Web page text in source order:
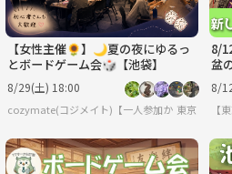
【女性主催🌻】🌙夏の夜にゆるっ
とボードゲーム会🎲【池袋】
8/29(土) 18:00
cozymate(コジメイト)【一人参加から始まる、
東京
8/
盆
加
8/
【